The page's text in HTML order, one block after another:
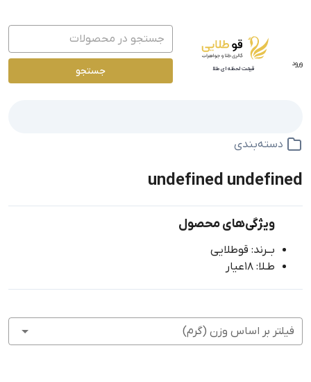
ورود
قیمت لحظه ای طلا جستجو
دسته‌بندی
undefined undefined
ویژگی‌های محصول
بــرند: قوطلایی
طـلا: 18عیار
فیلتر بر اساس وزن (گرم)